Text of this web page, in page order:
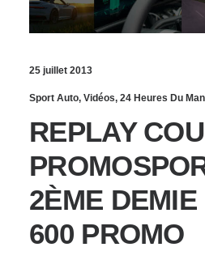
25 juillet 2013
Sport Auto, Vidéos, 24 Heures Du
REPLAY
2ÈME
600 PROMO